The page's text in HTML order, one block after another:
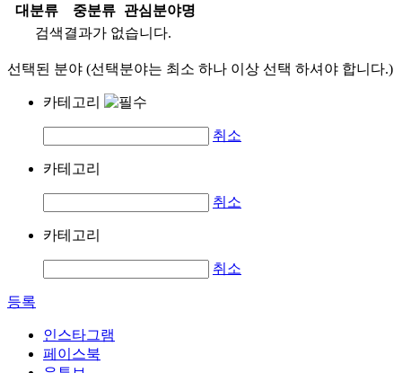
대분류 중분류
관심분야명
검색결과가 없습니다.
선택된 분야 (선택분야는 최소 하나 이상 선택 하셔야 합니다.)
카테고리
취소
카테고리
취소
카테고리
취소
등록
인스타그램
페이스북